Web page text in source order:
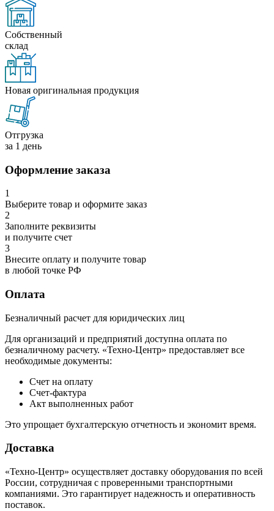
Собственный
склад
Новая оригинальная продукция
Отгрузка
за 1 день
Оформление заказа
1
Выберите товар и оформите заказ
2
Заполните реквизиты
и получите счет
3
Внесите оплату и получите товар
в любой точке РФ
Оплата
Безналичный расчет для юридических лиц
Для организаций и предприятий доступна оплата по
безналичному расчету. «Техно-Центр» предоставляет все
необходимые документы:
Счет на оплату
Счет-фактура
Акт выполненных работ
Это упрощает бухгалтерскую отчетность и экономит время.
Доставка
«Техно-Центр» осуществляет доставку оборудования по всей
России, сотрудничая с проверенными транспортными
компаниями. Это гарантирует надежность и оперативность
поставок.